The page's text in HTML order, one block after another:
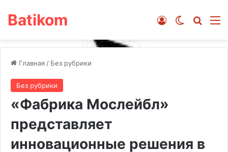
Batikom Switch skin
Войти
Главная / Без рубрики
Без рубрики
«Фабрика Мослейбл»
представляет
инновационные решения в